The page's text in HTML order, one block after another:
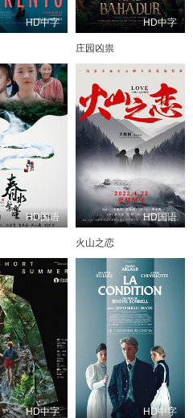
HD中字 HD中字
庄园凶祟
HD国语 HD国语
火山之恋
HD中字 HD中字